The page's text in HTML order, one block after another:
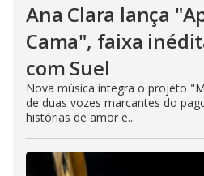
Ana Clara lança
Cama", faixa
com Suel
Nova música integra o projeto
de duas vozes marcantes do
histórias de amor e...